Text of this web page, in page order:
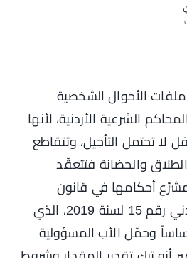
الأحوال الشخصية
الشرعية الأردنية، لأنها
لا تحتمل التأجيل، وتتقاطع
والحضانة فتتعقّد
أحكامها في قانون
الأحوال الشخصية الأردني رقم 15 لسنة 2019، الذي
وحمّل الأب المسؤولية